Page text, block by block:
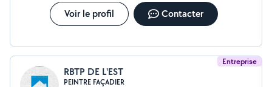
Voir le profil Contacter
Entreprise
RBTP DE L'EST
PEINTRE FAÇADIER